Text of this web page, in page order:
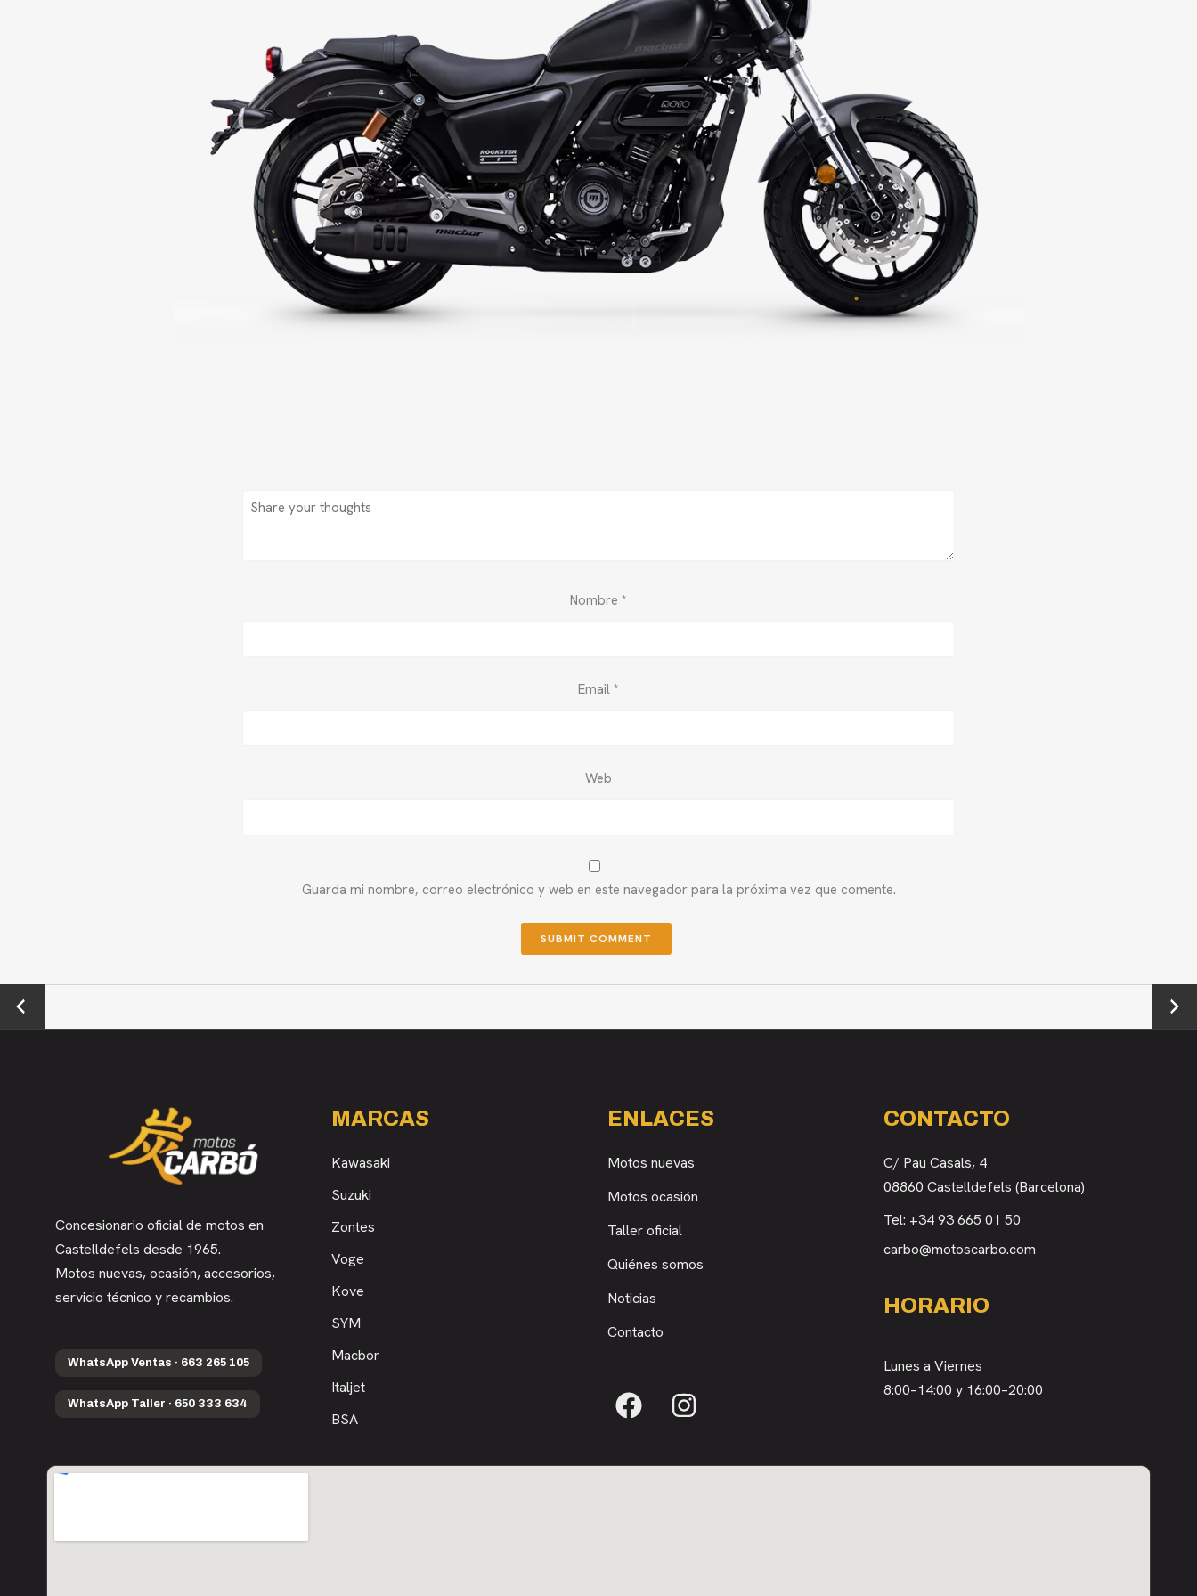
Nombre *
Email *
Web
Guarda mi nombre, correo electrónico y web en este navegador para la próxima vez que comente.
←
Previo
Next
→
Concesionario oficial de motos en
Castelldefels desde 1965.
Motos nuevas, ocasión, accesorios,
servicio técnico y recambios.
WhatsApp Ventas · 663 265 105
WhatsApp Taller · 650 333 634
MARCAS
Kawasaki
Suzuki
Zontes
Voge
Kove
SYM
Macbor
Italjet
BSA
ENLACES
Motos nuevas
Motos ocasión
Taller oficial
Quiénes somos
Noticias
Contacto
CONTACTO
C/ Pau Casals, 4
08860 Castelldefels (Barcelona)
Tel: +34 93 665 01 50
carbo@motoscarbo.com
HORARIO
Lunes a Viernes
8:00–14:00 y 16:00–20:00